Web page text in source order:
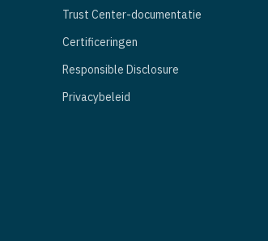
Trust Center-documentatie
Certificeringen
Responsible Disclosure
Privacybeleid